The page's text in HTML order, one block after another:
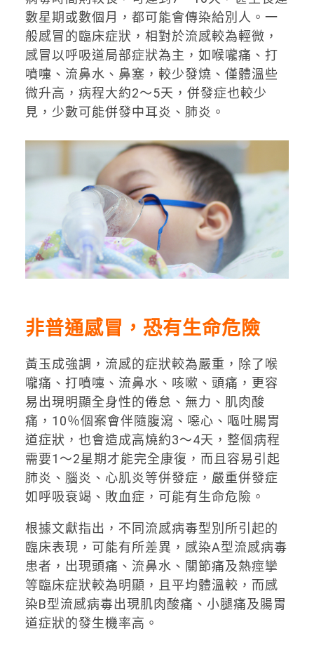
數星期或數個月，都可能會傳染給別人。一
般感冒的臨床症狀，相對於流感較為輕微，
感冒以呼吸道局部症狀為主，如喉嚨痛、打
噴嚏、流鼻水、鼻塞，較少發燒、僅體溫些
微升高，病程大約2～5天，併發症也較少
見，少數可能併發中耳炎、肺炎。
非普通感冒，恐有生命危險
黃玉成強調，流感的症狀較為嚴重，除了喉
嚨痛、打噴嚏、流鼻水、咳嗽、頭痛，更容
易出現明顯全身性的倦怠、無力、肌肉酸
痛，10％個案會伴隨腹瀉、噁心、嘔吐腸胃
道症狀，也會造成高燒約3～4天，整個病程
需要1～2星期才能完全康復，而且容易引起
肺炎、腦炎、心肌炎等併發症，嚴重併發症
如呼吸衰竭、敗血症，可能有生命危險。
根據文獻指出，不同流感病毒型別所引起的
臨床表現，可能有所差異，感染A型流感病毒
患者，出現頭痛、流鼻水、關節痛及熱痙攣
等臨床症狀較為明顯，且平均體溫較，而感
染B型流感病毒出現肌肉酸痛、小腿痛及腸胃
道症狀的發生機率高。